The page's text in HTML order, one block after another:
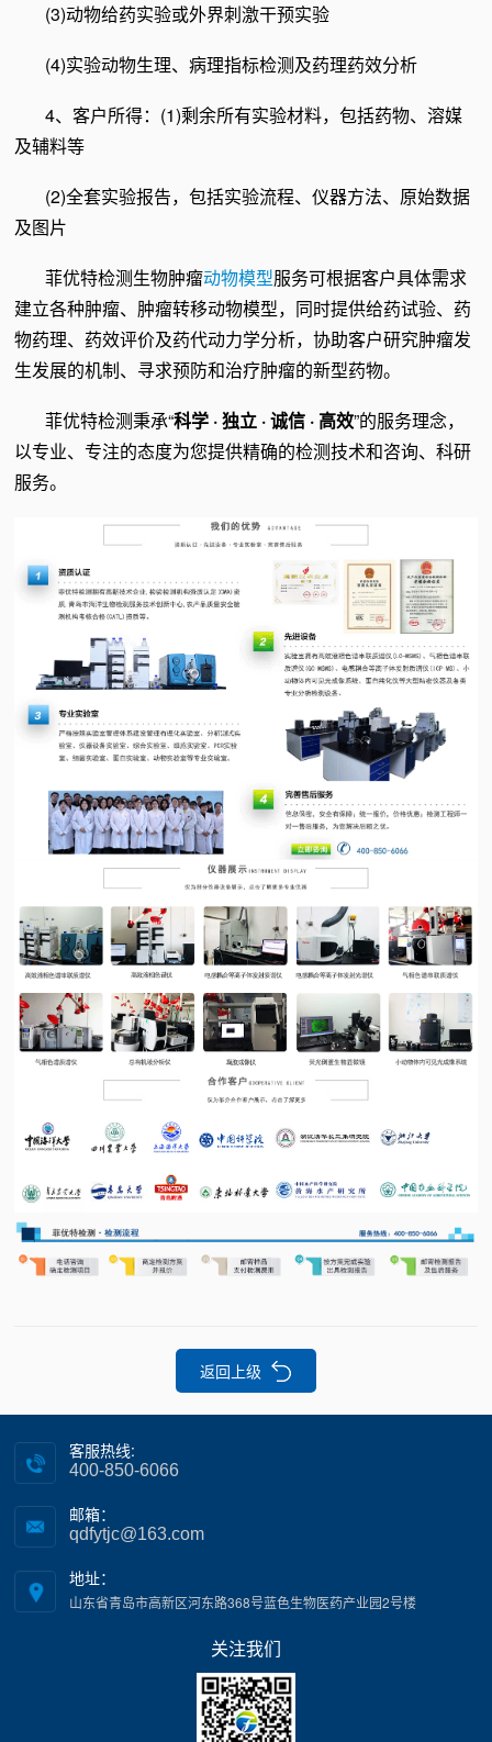
(3)动物给药实验或外界刺激干预实验
(4)实验动物生理、病理指标检测及药理药效分析
4、客户所得：(1)剩余所有实验材料，包括药物、溶媒
及辅料等
(2)全套实验报告，包括实验流程、仪器方法、原始数据
及图片
菲优特检测生物肿瘤动物模型服务可根据客户具体需求
建立各种肿瘤、肿瘤转移动物模型，同时提供给药试验、药
物药理、药效评价及药代动力学分析，协助客户研究肿瘤发
生发展的机制、寻求预防和治疗肿瘤的新型药物。
菲优特检测秉承“科学 · 独立 · 诚信 · 高效”的服务理念，
以专业、专注的态度为您提供精确的检测技术和咨询、科研
服务。
返回上级
客服热线:
400-850-6066
邮箱：
qdfytjc@163.com
地址：
山东省青岛市高新区河东路368号蓝色生物医药产业园2号楼
关注我们